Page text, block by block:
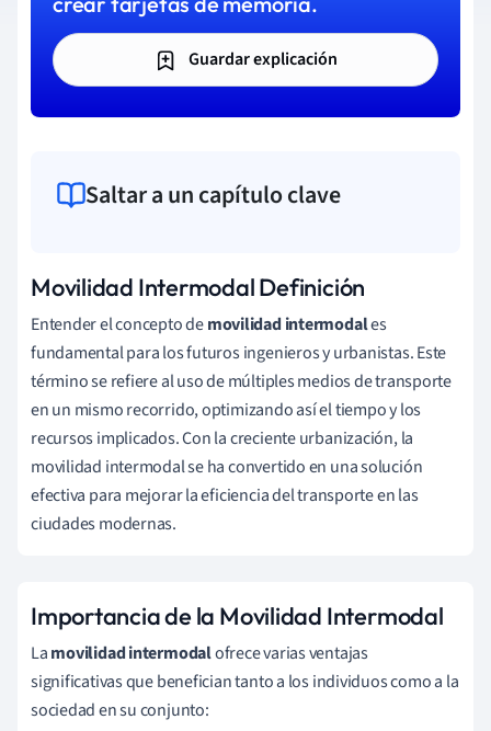
Guardar explicación
Saltar a un capítulo clave
Movilidad Intermodal Definición
Entender el concepto demovilidad intermodales
fundamental para los futuros ingenieros y urbanistas. Este
término se refiere al uso de múltiples medios de transporte
en un mismo recorrido, optimizando así el tiempo y los
recursos implicados. Con la creciente urbanización, la
movilidad intermodal se ha convertido en una solución
efectiva para mejorar la eficiencia del transporte en las
ciudades modernas.
Importancia de la Movilidad Intermodal
Lamovilidad intermodalofrece varias ventajas
significativas que benefician tanto a los individuos como a la
sociedad en su conjunto: